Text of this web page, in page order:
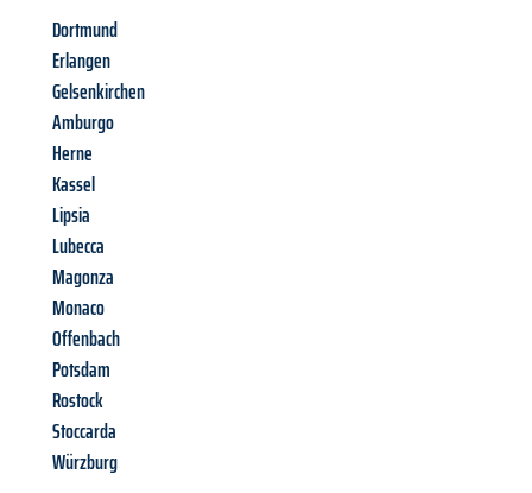
Dortmund
Erlangen
Gelsenkirchen
Amburgo
Herne
Kassel
Lipsia
Lubecca
Magonza
Monaco
Offenbach
Potsdam
Rostock
Stoccarda
Würzburg